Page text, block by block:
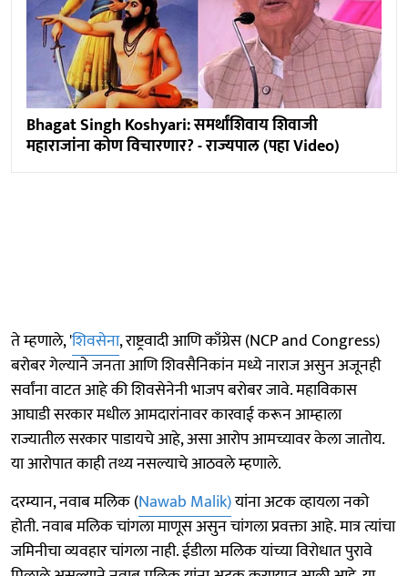
Bhagat Singh Koshyari: समर्थांशिवाय शिवाजी
महाराजांना कोण विचारणार? - राज्यपाल (पहा Video)
ते म्हणाले, 'शिवसेना, राष्ट्रवादी आणि काँग्रेस (NCP and Congress)
बरोबर गेल्याने जनता आणि शिवसैनिकांन मध्ये नाराज असुन अजूनही
सर्वांना वाटत आहे की शिवसेनेनी भाजप बरोबर जावे. महाविकास
आघाडी सरकार मधील आमदारांनावर कारवाई करून आम्हाला
राज्यातील सरकार पाडायचे आहे, असा आरोप आमच्यावर केला जातोय.
या आरोपात काही तथ्य नसल्याचे आठवले म्हणाले.
दरम्यान, नवाब मलिक (Nawab Malik)यांना अटक व्हायला नको
होती. नवाब मलिक चांगला माणूस असुन चांगला प्रवक्ता आहे. मात्र त्यांचा
जमिनीचा व्यवहार चांगला नाही. ईडीला मलिक यांच्या विरोधात पुरावे